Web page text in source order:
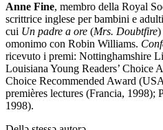
Anne Fine, membro della Royal
scrittrice inglese per bambini e
cui Un padre a ore (Mrs. Doubtfire)
omonimo con Robin Williams.
ricevuto i premi: Nottinghamshire
Louisiana Young Readers’ Choice
Choice Recommended Award
premières lectures (Francia, 1998);
1998).